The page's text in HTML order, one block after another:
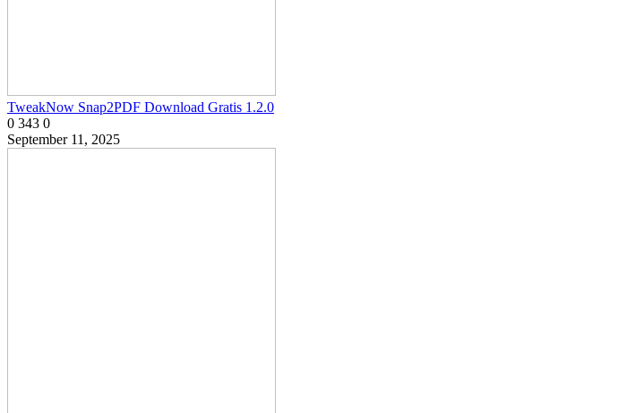
TweakNow Snap2PDF Download Gratis 1.2.0
0 343 0
September 11, 2025